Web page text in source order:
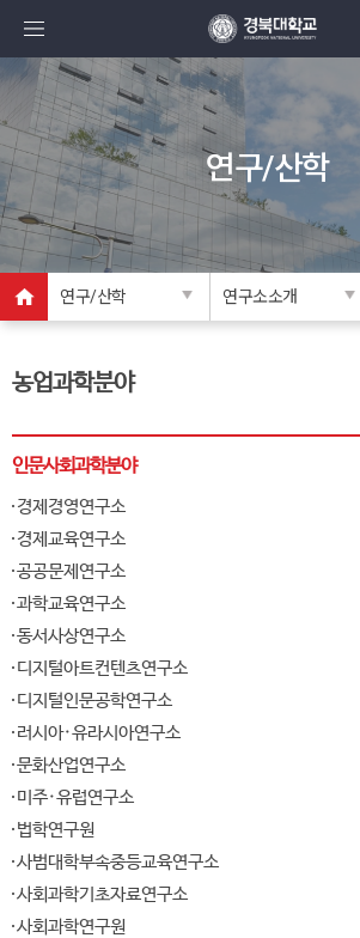
연구/산학
연구/산학 연구소소개
농업과학분야
인문사회과학분야
경제경영연구소
경제교육연구소
공공문제연구소
과학교육연구소
동서사상연구소
디지털아트컨텐츠연구소
디지털인문공학연구소
러시아·유라시아연구소
문화산업연구소
미주·유럽연구소
법학연구원
사범대학부속중등교육연구소
사회과학기초자료연구소
사회과학연구원